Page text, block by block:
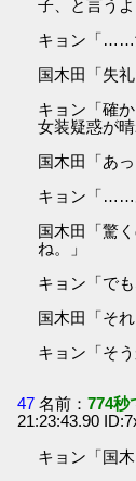
子、と言う
キョン「……
国木田「失
キョン「確
女装疑惑が
国木田「あ
キョン「……
国木田「驚
ね。」
キョン「で
国木田「そ
キョン「そ
47 名前：774秒
21:23:43.90
キョン「国